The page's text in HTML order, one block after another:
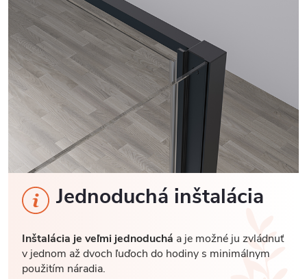
Jednoduchá inštalácia
Inštalácia je veľmi jednoduchá a je možné ju zvládnuť
v jednom až dvoch ľuďoch do hodiny s minimálnym
použitím náradia.